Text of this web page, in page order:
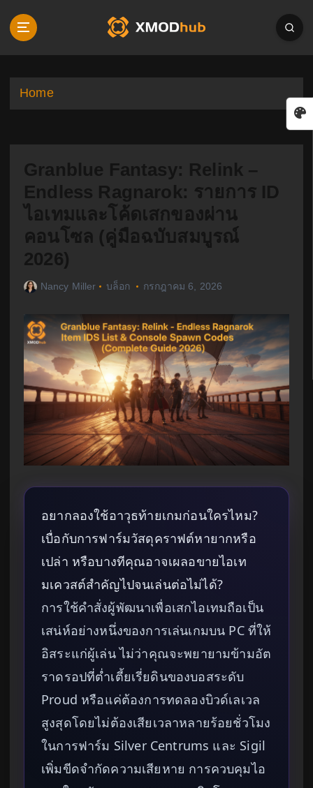
p
Home
Granblue Fantasy: Relink –
Endless Ragnarok: รายการ ID
ไอเทมและโค้ดเสกของผ่าน
คอนโซล (คู่มือฉบับสมบูรณ์
2026)
Nancy Miller บล็อก กรกฎาคม 6, 2026
อยากลองใช้อาวุธท้ายเกมก่อนใครไหม?
เบื่อกับการฟาร์มวัสดุคราฟต์หายากหรือ
เปล่า หรือบางทีคุณอาจเผลอขายไอเท
มเควสต์สำคัญไปจนเล่นต่อไม่ได้?
การใช้คำสั่งผู้พัฒนาเพื่อเสกไอเทมถือเป็น
เสน่ห์อย่างหนึ่งของการเล่นเกมบน PC ที่ให้
อิสระแก่ผู้เล่น ไม่ว่าคุณจะพยายามข้ามอัต
ราดรอปที่ต่ำเตี้ยเรี่ยดินของบอสระดับ
Proud หรือแค่ต้องการทดลองบิวด์เลเวล
สูงสุดโดยไม่ต้องเสียเวลาหลายร้อยชั่วโมง
ในการฟาร์ม Silver Centrums และ Sigil
เพิ่มขีดจำกัดความเสียหาย การควบคุมไอ